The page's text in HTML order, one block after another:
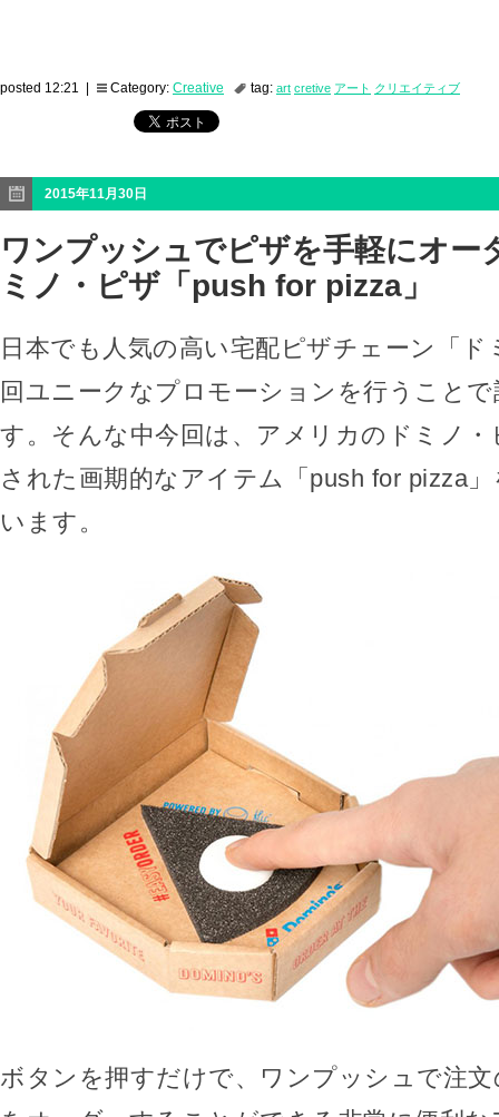
posted 12:21 | Category: Creative tag: art cretive アート クリエイティブ
2015年11月30日
ワンプッシュでピザを手軽にオー
ミノ・ピザ「push for pizza」
日本でも人気の高い宅配ピザチェーン「ド
回ユニークなプロモーションを行うこと
す。そんな中今回は、アメリカのドミノ
された画期的なアイテム「push for pizza
います。
ボタンを押すだけで、ワンプッシュで注